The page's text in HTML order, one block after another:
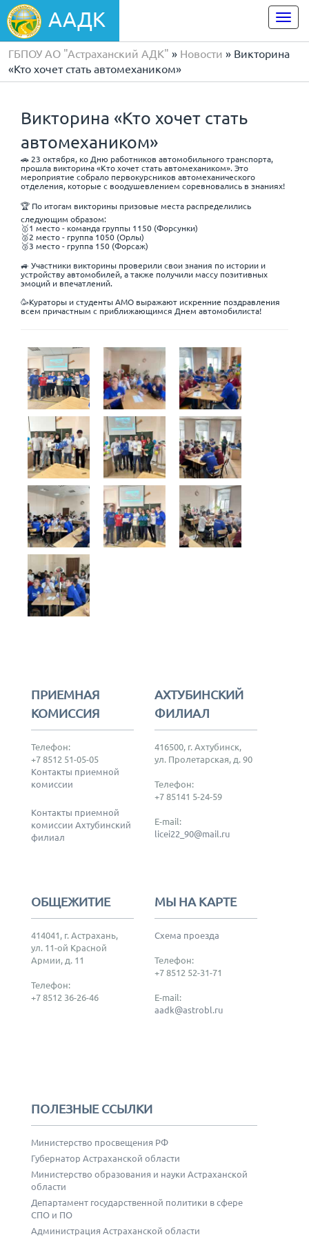
ААДК
ГБПОУ АО "Астраханский АДК" » Новости » Викторина
«Кто хочет стать автомехаником»
Викторина «Кто хочет стать
автомехаником»
🚗 23 октября, ко Дню работников автомобильного транспорта,
прошла викторина «Кто хочет стать автомехаником». Это
мероприятие собрало первокурсников автомеханического
отделения, которые с воодушевлением соревновались в знаниях!
🏆 По итогам викторины призовые места распределились
следующим образом:
🥇1 место - команда группы 1150 (Форсунки)
🥈2 место - группа 1050 (Орлы)
🥉3 место - группа 150 (Форсаж)
🚙 Участники викторины проверили свои знания по истории и
устройству автомобилей, а также получили массу позитивных
эмоций и впечатлений.
🥳Кураторы и студенты АМО выражают искренние поздравления
всем причастным с приближающимся Днем автомобилиста!
ПРИЕМНАЯ
КОМИССИЯ
Телефон:
+7 8512 51-05-05
Контакты приемной
комиссии
Контакты приемной
комиссии Ахтубинский
филиал
АХТУБИНСКИЙ
ФИЛИАЛ
416500, г. Ахтубинск,
ул. Пролетарская, д. 90
Телефон:
+7 85141 5-24-59
E-mail:
licei22_90@mail.ru
ОБЩЕЖИТИЕ
414041, г. Астрахань,
ул. 11-ой Красной
Армии, д. 11
Телефон:
+7 8512 36-26-46
МЫ НА КАРТЕ
Схема проезда
Телефон:
+7 8512 52-31-71
E-mail:
aadk@astrobl.ru
ПОЛЕЗНЫЕ ССЫЛКИ
Министерство просвещения РФ
Губернатор Астраханской области
Министерство образования и науки Астраханской
области
Департамент государственной политики в сфере
СПО и ПО
Администрация Астраханской области